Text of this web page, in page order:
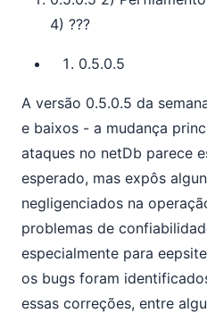
4) ???
0.5.0.5
A versão 0.5.0.5 da
e baixos - a mudança
ataques no netDb parece
esperado, mas expôs
negligenciados na
problemas de
especialmente para
os bugs foram
essas correções, entre